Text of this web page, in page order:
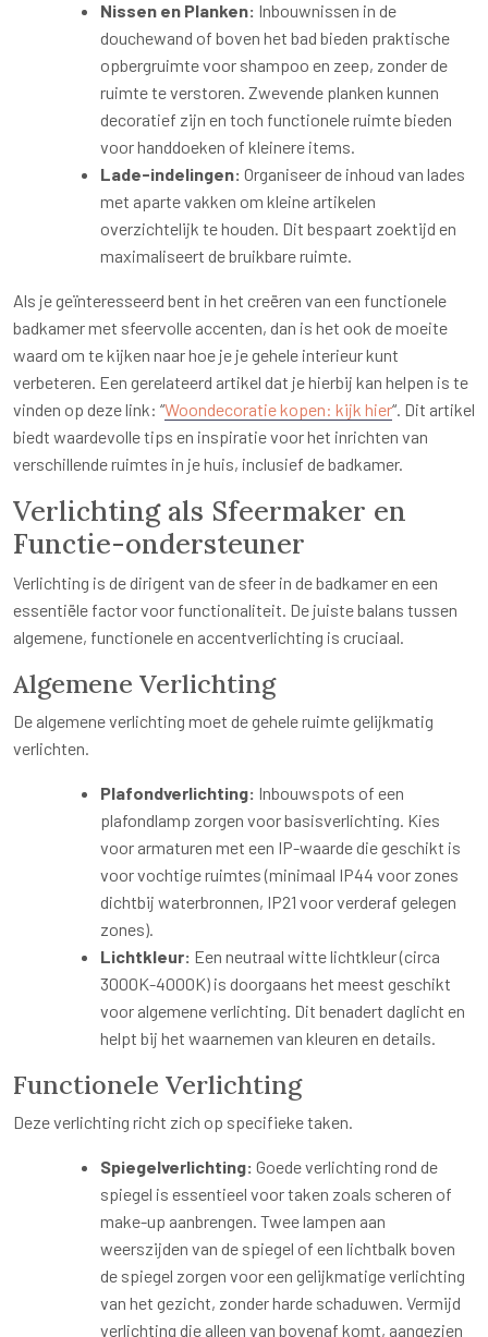
Nissen en Planken: Inbouwnissen in de
douchewand of boven het bad bieden praktische
opbergruimte voor shampoo en zeep, zonder de
ruimte te verstoren. Zwevende planken kunnen
decoratief zijn en toch functionele ruimte bieden
voor handdoeken of kleinere items.
Lade-indelingen: Organiseer de inhoud van lades
met aparte vakken om kleine artikelen
overzichtelijk te houden. Dit bespaart zoektijd en
maximaliseert de bruikbare ruimte.
Als je geïnteresseerd bent in het creëren van een functionele
badkamer met sfeervolle accenten, dan is het ook de moeite
waard om te kijken naar hoe je je gehele interieur kunt
verbeteren. Een gerelateerd artikel dat je hierbij kan helpen is te
vinden op deze link: “Woondecoratie kopen: kijk hier“. Dit artikel
biedt waardevolle tips en inspiratie voor het inrichten van
verschillende ruimtes in je huis, inclusief de badkamer.
Verlichting als Sfeermaker en
Functie-ondersteuner
Verlichting is de dirigent van de sfeer in de badkamer en een
essentiële factor voor functionaliteit. De juiste balans tussen
algemene, functionele en accentverlichting is cruciaal.
Algemene Verlichting
De algemene verlichting moet de gehele ruimte gelijkmatig
verlichten.
Plafondverlichting: Inbouwspots of een
plafondlamp zorgen voor basisverlichting. Kies
voor armaturen met een IP-waarde die geschikt is
voor vochtige ruimtes (minimaal IP44 voor zones
dichtbij waterbronnen, IP21 voor verderaf gelegen
zones).
Lichtkleur: Een neutraal witte lichtkleur (circa
3000K-4000K) is doorgaans het meest geschikt
voor algemene verlichting. Dit benadert daglicht en
helpt bij het waarnemen van kleuren en details.
Functionele Verlichting
Deze verlichting richt zich op specifieke taken.
Spiegelverlichting: Goede verlichting rond de
spiegel is essentieel voor taken zoals scheren of
make-up aanbrengen. Twee lampen aan
weerszijden van de spiegel of een lichtbalk boven
de spiegel zorgen voor een gelijkmatige verlichting
van het gezicht, zonder harde schaduwen. Vermijd
verlichting die alleen van bovenaf komt, aangezien